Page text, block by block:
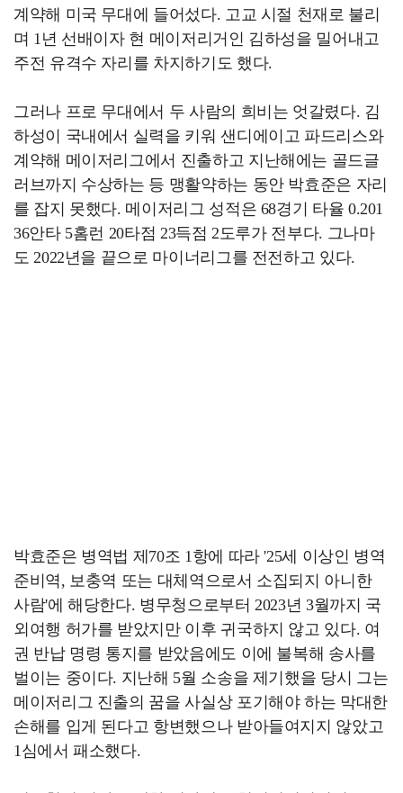
계약해 미국 무대에 들어섰다. 고교 시절 천재로 불리
며 1년 선배이자 현 메이저리거인 김하성을 밀어내고
주전 유격수 자리를 차지하기도 했다.
그러나 프로 무대에서 두 사람의 희비는 엇갈렸다. 김
하성이 국내에서 실력을 키워 샌디에이고 파드리스와
계약해 메이저리그에서 진출하고 지난해에는 골드글
러브까지 수상하는 등 맹활약하는 동안 박효준은 자리
를 잡지 못했다. 메이저리그 성적은 68경기 타율 0.201
36안타 5홈런 20타점 23득점 2도루가 전부다. 그나마
도 2022년을 끝으로 마이너리그를 전전하고 있다.
박효준은 병역법 제70조 1항에 따라 '25세 이상인 병역
준비역, 보충역 또는 대체역으로서 소집되지 아니한
사람'에 해당한다. 병무청으로부터 2023년 3월까지 국
외여행 허가를 받았지만 이후 귀국하지 않고 있다. 여
권 반납 명령 통지를 받았음에도 이에 불복해 송사를
벌이는 중이다. 지난해 5월 소송을 제기했을 당시 그는
메이저리그 진출의 꿈을 사실상 포기해야 하는 막대한
손해를 입게 된다고 항변했으나 받아들여지지 않았고
1심에서 패소했다.